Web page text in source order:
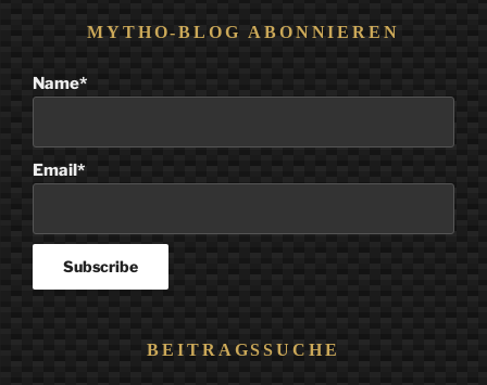
MYTHO-BLOG ABONNIEREN
Name*
Email*
BEITRAGSSUCHE